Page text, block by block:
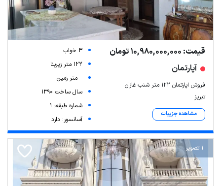
قیمت: 10,980,000,000 تومان
آپارتمان
فروش اپارتمان 122 متر شنب غازان
تبریز
مشاهده جزییات
3 خواب
122 متر زیربنا
-- متر زمین
سال ساخت 1390
شماره طبقه: 1
آسانسور: دارد
1 تصویر